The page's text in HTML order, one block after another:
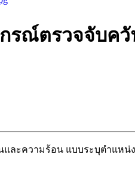
กรณ์ตรวจจับค
ะความร้อน แบบระบุตำแหน่ง